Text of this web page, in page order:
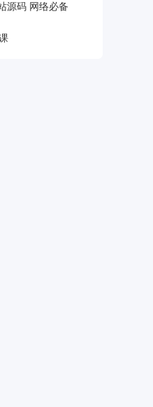
源码 网络必备